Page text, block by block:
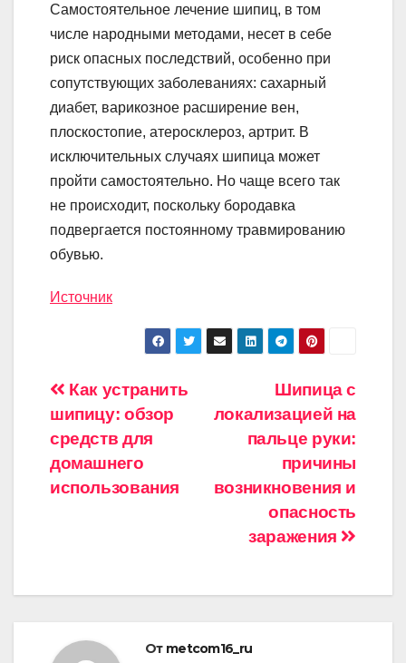
Самостоятельное лечение шипиц, в том
числе народными методами, несет в себе
риск опасных последствий, особенно при
сопутствующих заболеваниях: сахарный
диабет, варикозное расширение вен,
плоскостопие, атеросклероз, артрит. В
исключительных случаях шипица может
пройти самостоятельно. Но чаще всего так
не происходит, поскольку бородавка
подвергается постоянному травмированию
обувью.
Источник
Навигация
по
записям
Шипица с
локализацией на
пальце руки:
причины
возникновения и
опасность
заражения
Как устранить
шипицу: обзор
средств для
домашнего
использования
От metcom16_ru